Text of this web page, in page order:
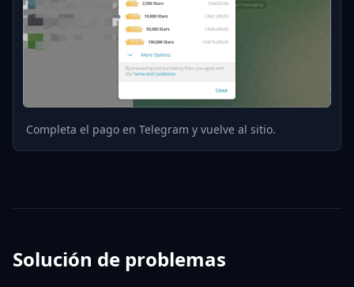
Completa el pago en Telegram y vuelve al sitio.
Solución de problemas